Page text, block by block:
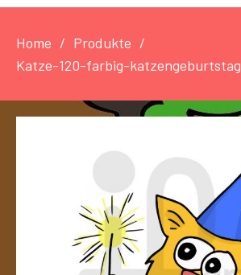
Home
Produkte
Katze-120-farbig-katzengeburtstag